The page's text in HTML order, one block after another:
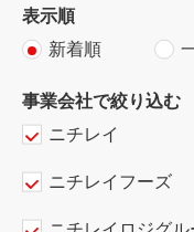
表示順
新着順
事業会社で絞り込む
ニチレイ
ニチレイフーズ